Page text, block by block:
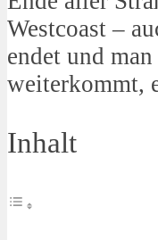
Westcoast –
endet und
weiterkommt,
Inhalt